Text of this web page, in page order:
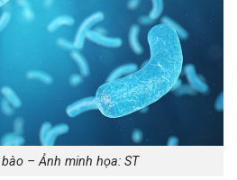
– Ảnh minh họa: ST